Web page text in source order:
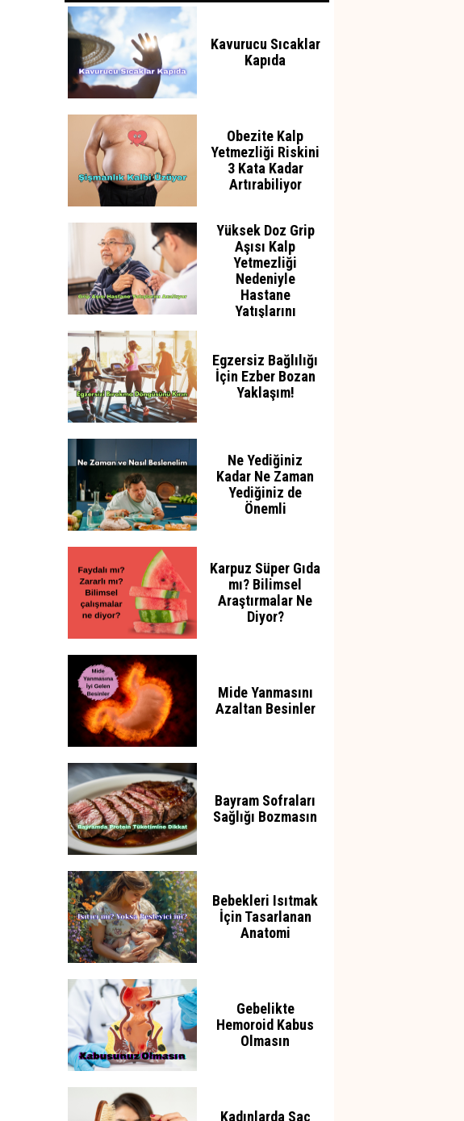
Kavurucu Sıcaklar
Kapıda
Obezite Kalp
Yetmezliği Riskini
3 Kata Kadar
Artırabiliyor
Yüksek Doz Grip
Aşısı Kalp
Yetmezliği
Nedeniyle
Hastane
Yatışlarını
Egzersiz Bağlılığı
İçin Ezber Bozan
Yaklaşım!
Ne Yediğiniz
Kadar Ne Zaman
Yediğiniz de
Önemli
Karpuz Süper Gıda
mı? Bilimsel
Araştırmalar Ne
Diyor?
Mide Yanmasını
Azaltan Besinler
Bayram Sofraları
Sağlığı Bozmasın
Bebekleri Isıtmak
İçin Tasarlanan
Anatomi
Gebelikte
Hemoroid Kabus
Olmasın
Kadınlarda Saç